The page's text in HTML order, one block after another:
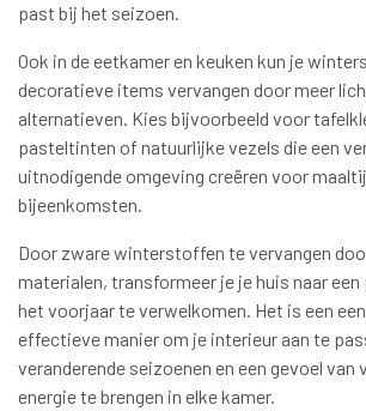
past bij het seizoen.
Ook in de eetkamer en keuken kun je
decoratieve items vervangen door meer
alternatieven. Kies bijvoorbeeld voor
pasteltinten of natuurlijke vezels die een
uitnodigende omgeving creëren voor
bijeenkomsten.
Door zware winterstoffen te vervangen
materialen, transformeer je je huis naar een
het voorjaar te verwelkomen. Het is een
effectieve manier om je interieur aan te
veranderende seizoenen en een gevoel van
energie te brengen in elke kamer.